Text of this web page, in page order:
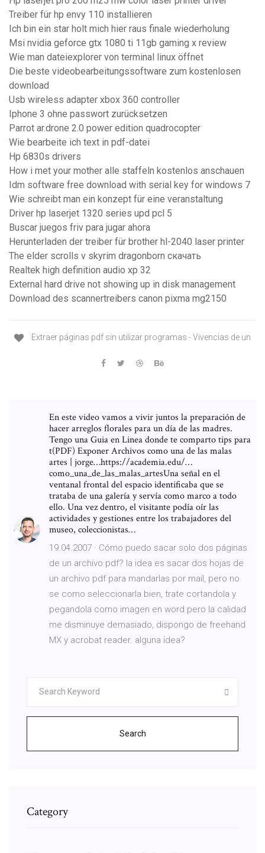
Treiber für hp envy 110 installieren
Ich bin ein star holt mich hier raus finale wiederholung
Msi nvidia geforce gtx 1080 ti 11gb gaming x review
Wie man dateiexplorer von terminal linux öffnet
Die beste videobearbeitungssoftware zum kostenlosen
download
Usb wireless adapter xbox 360 controller
Iphone 3 ohne passwort zurücksetzen
Parrot ar.drone 2.0 power edition quadrocopter
Wie bearbeite ich text in pdf-datei
Hp 6830s drivers
How i met your mother alle staffeln kostenlos anschauen
Idm software free download with serial key for windows 7
Wie schreibt man ein konzept für eine veranstaltung
Driver hp laserjet 1320 series upd pcl 5
Buscar juegos friv para jugar ahora
Herunterladen der treiber für brother hl-2040 laser printer
The elder scrolls v skyrim dragonborn скачать
Realtek high definition audio xp 32
External hard drive not showing up in disk management
Download des scannertreibers canon pixma mg2150
Extraer páginas pdf sin utilizar programas - Vivencias de un
En este video vamos a vivir juntos la preparación de
hacer arreglos florales para un día de las madres.
Tengo una Guia en Linea donde te comparto tips para
t(PDF) Exponer Archivos como una de las malas
artes | jorge…https://academia.edu/…
como_una_de_las_malas_artesUna señal en el
ventanal frontal del espacio identificaba que se
trataba de una galería y servía como marco a todo
ello. Una vez dentro, el visitante podía oír las
actividades y gestiones entre los trabajadores del
museo, coleccionistas…
19.04.2007 · Cómo puedo sacar solo dos páginas
de un archivo pdf? la idea es sacar dos hojas de
un archivo pdf para mandarlas por mail, pero no
se como seleccionarla bien, trate cortandola y
pegandola como imagen en word pero la calidad
me disminuye demasiado, dispongo de freehand
MX y acrobat reader. alguna idea?
Search
Category